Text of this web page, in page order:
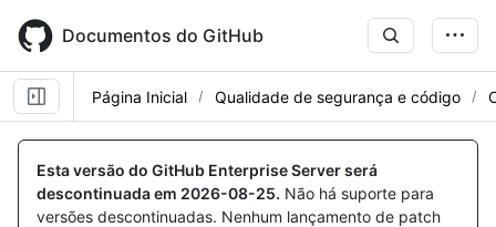
main
content
Documentos do GitHub
Página Inicial Qualidade de segurança e código
Esta versão do GitHub Enterprise Server será
descontinuada em 2026-08-25. Não há suporte para
versões descontinuadas. Nenhum lançamento de patch